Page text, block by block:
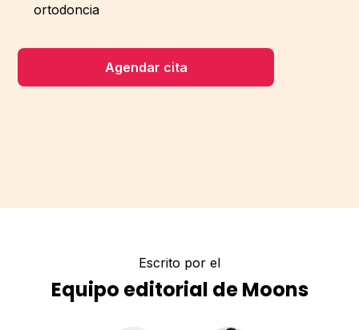
ortodoncia
Agendar cita
Escrito por el
Equipo editorial de Moons